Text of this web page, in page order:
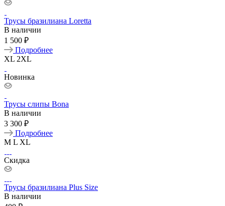
Трусы бразилиана Loretta
В наличии
1 500 ₽
Подробнее
XL 2XL
Новинка
Трусы слипы Bona
В наличии
3 300 ₽
Подробнее
M L XL
Скидка
Трусы бразилиана Plus Size
В наличии